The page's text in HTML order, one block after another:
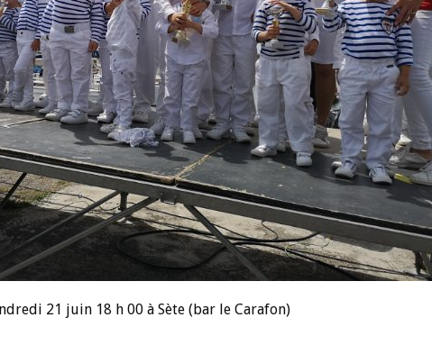
21 juin 18 h 00 à Sète (bar le Carafon)